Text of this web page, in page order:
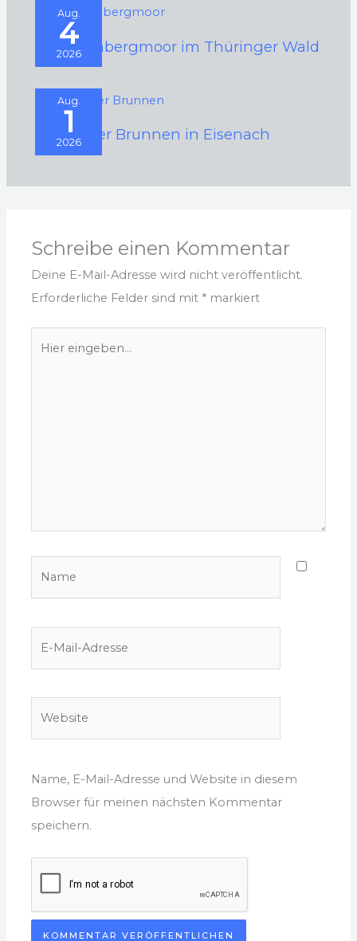
Aug.
4
2026
Schützenbergmoor im Thüringer Wald
Aug.
1
2026
Schwarzer Brunnen in Eisenach
Schreibe einen Kommentar
Deine E-Mail-Adresse wird nicht veröffentlicht.
Erforderliche Felder sind mit * markiert
Name, E-Mail-Adresse und Website in diesem
Browser für meinen nächsten Kommentar
speichern.